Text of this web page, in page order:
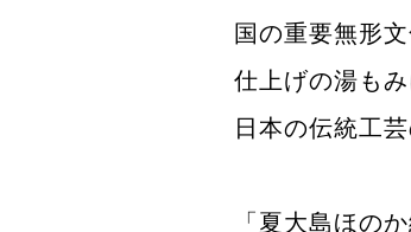
国の重要無形
仕上げの湯も
日本の伝統工
「夏大島ほのか